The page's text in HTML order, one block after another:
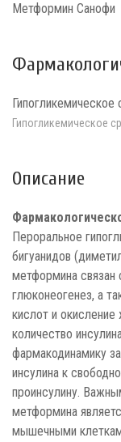
Метформин Санофи
Гипогликемическое
Гипогликемическое
Описание
Пероральное
бигуанидов
метформина связан
глюконеогенез, а
кислот и
количество
фармакодинамику
инсулина к
проинсулину.
метформина
мышечными